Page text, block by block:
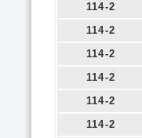
114-2
114-2
114-2
114-2
114-2
114-2